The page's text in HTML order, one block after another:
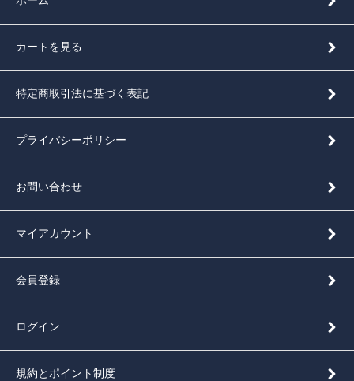
カートを見る
特定商取引法に基づく表記
プライバシーポリシー
お問い合わせ
マイアカウント
会員登録
ログイン
規約とポイント制度